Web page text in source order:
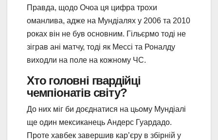
Правда, щодо Очоа ця цифра трохи
оманлива, адже на Мундіалях у 2006 та 2010
роках він не був основним. Гільєрмо тоді не
зіграв ані матчу, тоді як Мессі та Роналду
виходли на поле на кожному ЧС.
Хто головні гвардійці
чемпіонатів світу?
До них міг би доєднатися на цьому Мундіалі
ще один мексиканець Андерс Гуардадо.
Проте хавбек завершив кар’єру в збірній у